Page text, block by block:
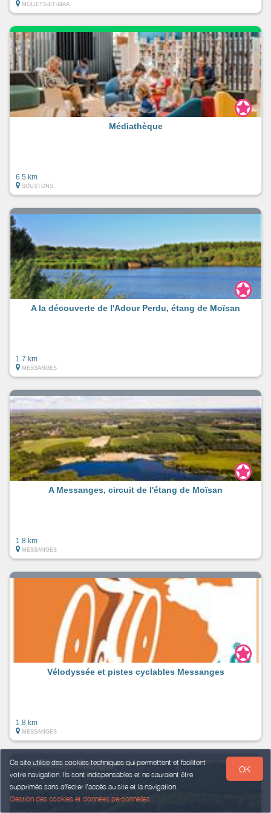
Ce site utilise des cookies techniques qui permettent et facilitent
votre navigation. Ils sont indispensables et ne sauraient être
supprimés sans affecter l’accès au site et la navigation.
Gestion des cookies et données personnelles
OK
MOLIETS-ET-MAA
Médiathèque
6.5 km
SOUSTONS
A la découverte de l'Adour Perdu, étang de Moïsan
1.7 km
MESSANGES
A Messanges, circuit de l'étang de Moïsan
1.8 km
MESSANGES
Vélodyssée et pistes cyclables Messanges
1.8 km
MESSANGES